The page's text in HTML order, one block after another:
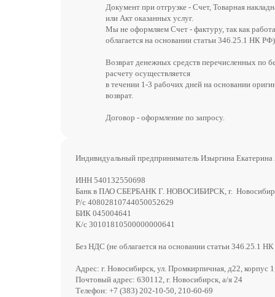
Документ при отгрузке - Счет, Товарная
или Акт оказанных услуг.
Мы не оформляем Счет - фактуру, так как
облагается на основании статьи 346.25.1 НК РФ)
Возврат денежных средств перечисленных по
расчету осуществляется
в течении 1-3 рабочих дней на основании
возврат.
Договор - оформление по запросу.
Индивидуальный предприниматель Изыргина Екатерина
ИНН 540132550698
Банк в ПАО СБЕРБАНК Г. НОВОСИБИРСК, г.
Р/с 40802810744050052629
БИК 045004641
К/с 30101810500000000641
Без НДС (не облагается на основании статьи 346.25.1
Адрес: г. Новосибирск, ул. Промкирпичная, д22, корпус
Почтовый адрес: 630112, г. Новосибирск, а/я 24
Телефон: +7 (383) 202-10-50, 210-60-69